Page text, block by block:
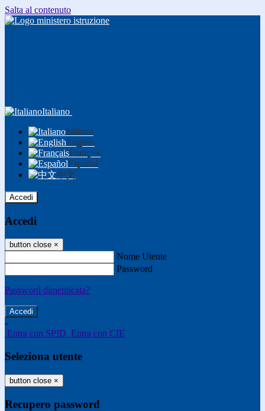
Salta al contenuto
Italiano
Italiano
English
Français
Español
中文
Accedi
Accedi
button close ×
Nome Utente
Password
Password dimenticata?
-
Entra con SPID Entra con CIE
Seleziona utente
button close ×
Recupero password